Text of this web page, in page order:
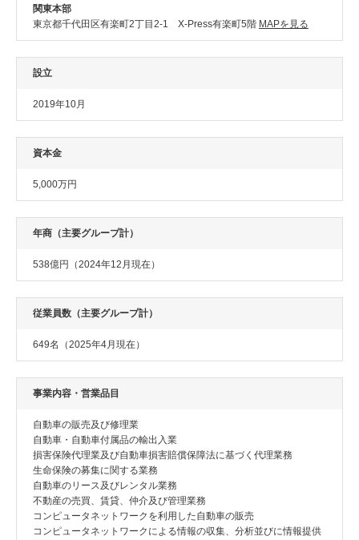
関東本部
東京都千代田区有楽町2丁目2-1 X-Press有楽町5階 MAPを見る
設立
2019年10月
資本金
5,000万円
年商（主要グループ計）
538億円（2024年12月現在）
従業員数（主要グループ計）
649名（2025年4月現在）
事業内容・営業品目
自動車の販売及び修理業
自動車・自動車付属品の輸出入業
損害保険代理業及び自動車損害賠償保障法に基づく代理業務
生命保険の募集に関する業務
自動車のリース及びレンタル業務
不動産の売買、賃貸、仲介及び管理業務
コンピュータネットワークを利用した自動車の販売
コンピュータネットワークによる情報の収集、分析並びに情報提供